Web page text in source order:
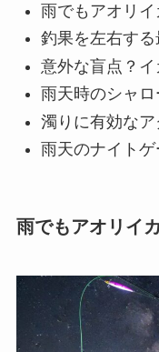
雨でもアオリ
釣果を左右す
意外な盲点？
雨天時のシャ
濁りに有効な
雨天のナイト
雨でもアオリイ